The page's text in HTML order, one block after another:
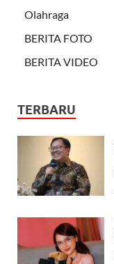
Olahraga
BERITA FOTO
BERITA VIDEO
TERBARU